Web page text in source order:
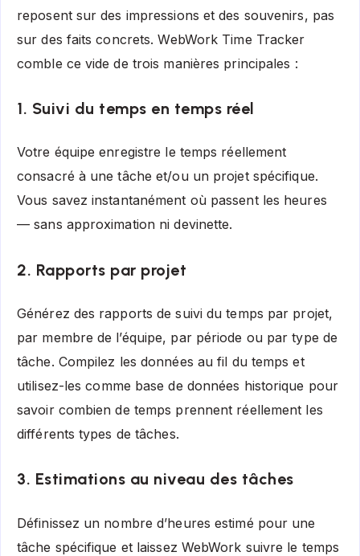
reposent sur des impressions et des souvenirs, pas
sur des faits concrets. WebWork Time Tracker
comble ce vide de trois manières principales :
1. Suivi du temps en temps réel
Votre équipe enregistre le temps réellement
consacré à une tâche et/ou un projet spécifique.
Vous savez instantanément où passent les heures
— sans approximation ni devinette.
2. Rapports par projet
Générez des rapports de suivi du temps par projet,
par membre de l’équipe, par période ou par type de
tâche. Compilez les données au fil du temps et
utilisez-les comme base de données historique pour
savoir combien de temps prennent réellement les
différents types de tâches.
3. Estimations au niveau des tâches
Définissez un nombre d’heures estimé pour une
tâche spécifique et laissez WebWork suivre le temps